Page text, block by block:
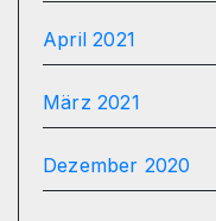
April 2021
März 2021
Dezember 2020